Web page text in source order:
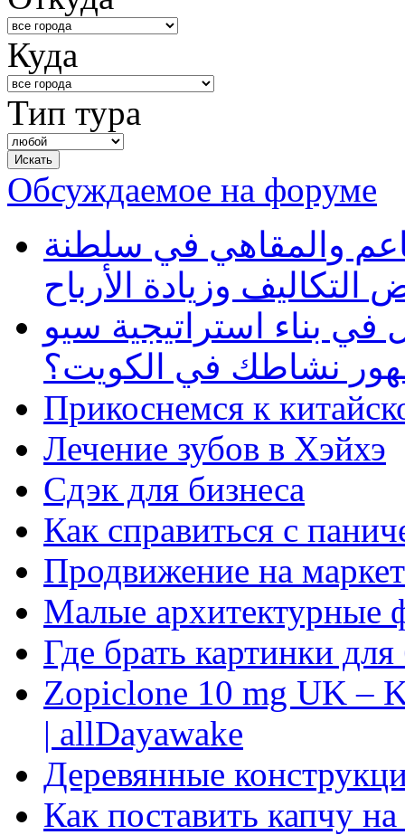
Куда
Тип тура
Обсуждаемое на форуме
والمقاهي في سلطنة
وزيادة الأرباح
بناء استراتيجية سيو
نشاطك في الكويت؟
Прикоснемся к
Лечение зубов в Хэйхэ
Сдэк для бизнеса
Как справиться с
Продвижение на
Малые архитектурные
Где брать картинки
Zopiclone 10 mg UK –
| allDayawake
Деревянные
Как поставить капчу